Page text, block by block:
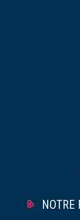
NOTRE